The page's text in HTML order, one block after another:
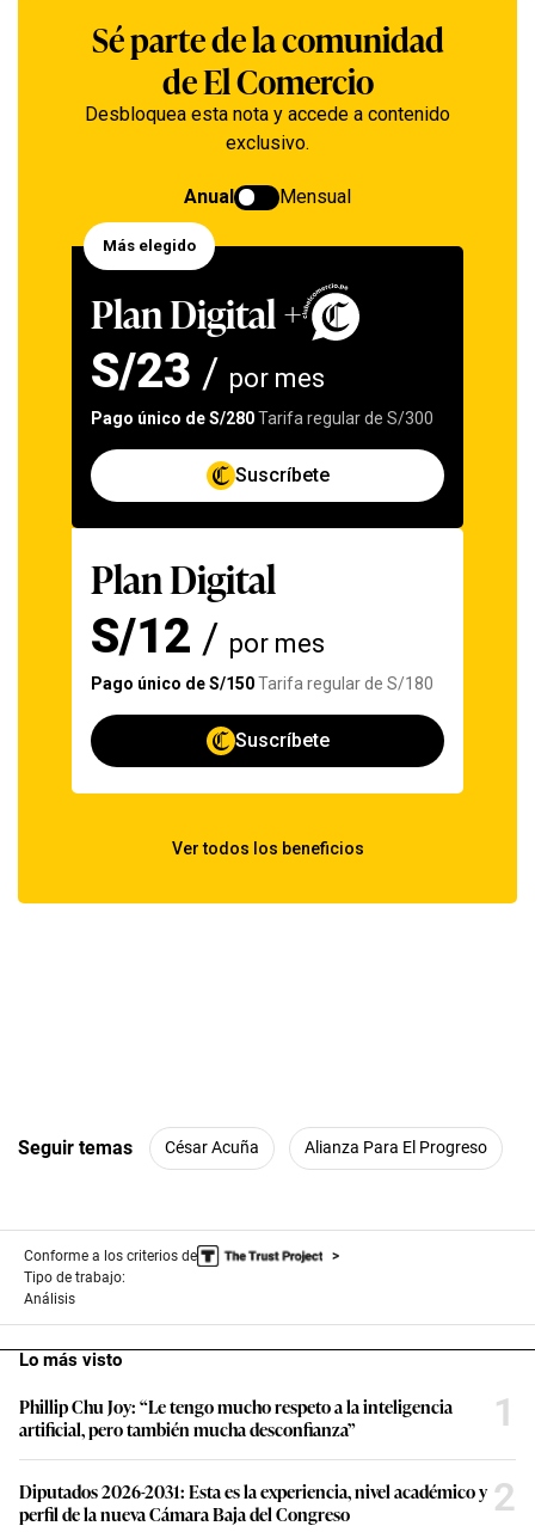
Seguir temas César Acuña Alianza Para El Progreso
Conforme a los criterios de
Tipo de trabajo:
Análisis
Lo más visto
Phillip Chu Joy: “Le tengo mucho respeto a la inteligencia
artificial, pero también mucha desconfianza”
1
Diputados 2026-2031: Esta es la experiencia, nivel académico y
perfil de la nueva Cámara Baja del Congreso
2